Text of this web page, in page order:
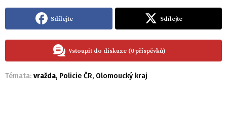
Sdílejte Sdílejte
Vstoupit do diskuze (0 příspěvků)
Témata: vražda, Policie ČR, Olomoucký kraj